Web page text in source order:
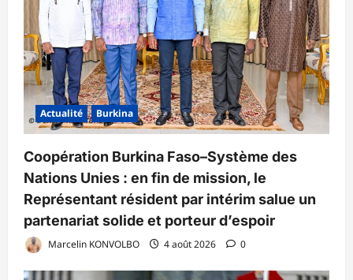
Actualité Burkina
Coopération Burkina Faso–Système des
Nations Unies : en fin de mission, le
Représentant résident par intérim salue un
partenariat solide et porteur d’espoir
Marcelin KONVOLBO 4 août 2026 0